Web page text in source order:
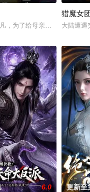
年林野天生自带 “招魂” 体质
，为了给母亲筹集医药费碰
猎魔女
大陆遭遇
6.0 更新至